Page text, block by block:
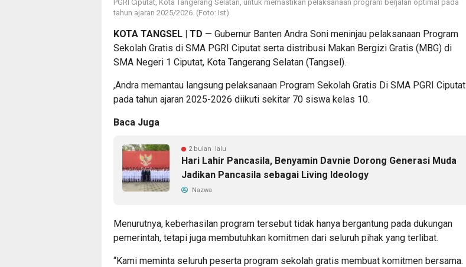
PGRI Ciputat, Kota Tangerang Selatan, untuk memastikan pelaksanaan program berjalan optimal pada
tahun ajaran 2025/2026. (Foto: Ist)
KOTA TANGSEL | TD — Gubernur Banten Andra Soni meninjau pelaksanaan Program
Sekolah Gratis di SMA PGRI Ciputat serta distribusi Makan Bergizi Gratis (MBG) di
SMA Negeri 1 Ciputat, Kota Tangerang Selatan (Tangsel).
,Andra memantau langsung pelaksanaan Program Sekolah Gratis Di SMA PGRI Ciputat
pada tahun ajaran 2025-2026 diikuti sekitar 70 siswa kelas 10.
Baca Juga
2 bulan lalu
Hari Lahir Pancasila, Benyamin Davnie Dorong Generasi Muda
Jadikan Pancasila sebagai Living Ideology
Nazwa
Menurutnya, keberhasilan program tersebut tidak hanya bergantung pada dukungan
pemerintah, tetapi juga membutuhkan komitmen dari seluruh pihak yang terlibat.
“Kami meminta seluruh peserta program sekolah gratis membuat komitmen bersama.